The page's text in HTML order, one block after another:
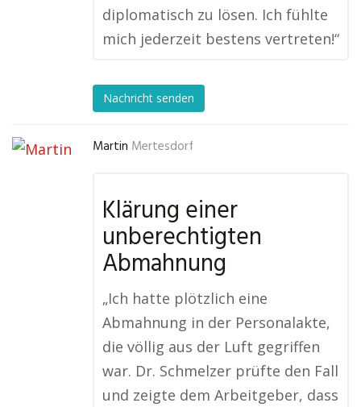
diplomatisch zu lösen. Ich fühlte
mich jederzeit bestens vertreten!“
Nachricht senden
Martin Mertesdorf
Klärung einer
unberechtigten
Abmahnung
„Ich hatte plötzlich eine
Abmahnung in der Personalakte,
die völlig aus der Luft gegriffen
war. Dr. Schmelzer prüfte den Fall
und zeigte dem Arbeitgeber, dass